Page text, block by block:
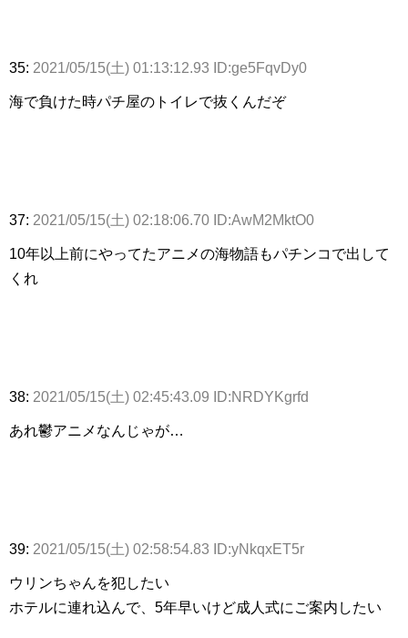
35: 2021/05/15(土) 01:13:12.93 ID:ge5FqvDy0
海で負けた時パチ屋のトイレで抜くんだぞ
37: 2021/05/15(土) 02:18:06.70 ID:AwM2MktO0
10年以上前にやってたアニメの海物語もパチンコで出して
くれ
38: 2021/05/15(土) 02:45:43.09 ID:NRDYKgrfd
あれ鬱アニメなんじゃが…
39: 2021/05/15(土) 02:58:54.83 ID:yNkqxET5r
ウリンちゃんを犯したい
ホテルに連れ込んで、5年早いけど成人式にご案内したい